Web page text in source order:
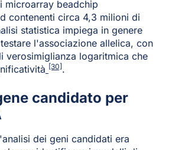
microarray beadchip
contenenti circa 4,3 milioni di
statistica impiega in genere
l'associazione allelica, con
verosimiglianza logaritmica che
[30] .
candidato per
dei geni candidati era